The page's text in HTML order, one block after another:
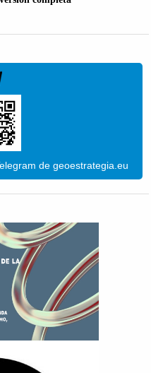
de geoestrategia.eu